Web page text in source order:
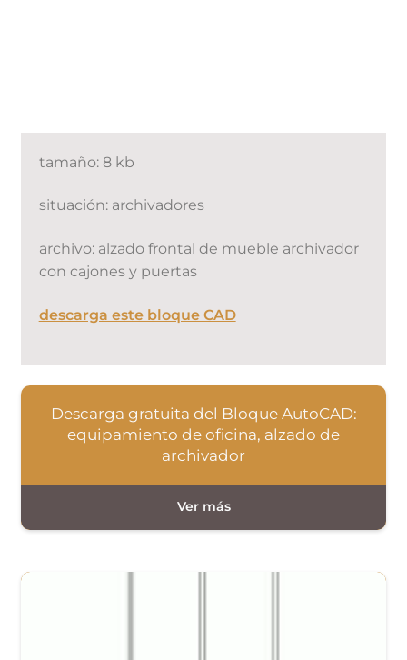
tamaño: 8 kb
situación: archivadores
archivo: alzado frontal de mueble archivador
con cajones y puertas
descarga este bloque CAD
Descarga gratuita del Bloque AutoCAD:
equipamiento de oficina, alzado de
archivador